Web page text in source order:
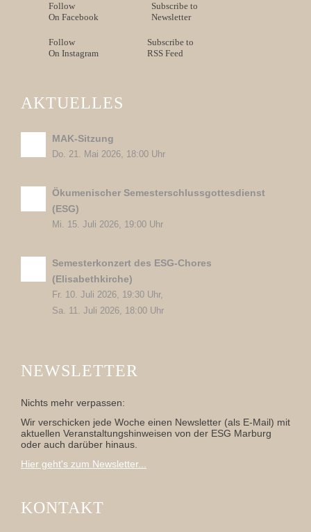
Follow
On Facebook
Subscribe to
Newsletter
Follow
On Instagram
Subscribe to
RSS Feed
AKTUELLES
MAK-Sitzung
Do. 21. Mai 2026, 18:00 Uhr
Ökumenischer Semesterschlussgottesdienst
(ESG)
Mi. 15. Juli 2026, 19:00 Uhr
Semesterkonzert des ESG-Chores
(Elisabethkirche)
Fr. 10. Juli 2026, 19:30 Uhr,
Sa. 11. Juli 2026, 18:00 Uhr
NEWSLETTER
Nichts mehr verpassen:
Wir verschicken jede Woche einen Newsletter (als E-Mail) mit
aktuellen Veranstaltungshinweisen von der ESG Marburg
oder auch darüber hinaus.
Hier geht's zum Newsletter...
KONTAKT